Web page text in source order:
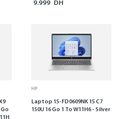
9.999 DH
Go
HP
Laptop 15-FD0609NK 15 C7
150U 16 Go 1 To W11H6 - Silver